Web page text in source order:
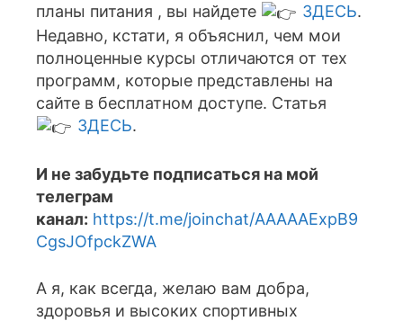
планы питания , вы найдете
ЗДЕСЬ.
Недавно, кстати, я объяснил, чем мои
полноценные курсы отличаются от тех
программ, которые представлены на
сайте в бесплатном доступе. Статья
ЗДЕСЬ.
И не забудьте подписаться на мой
телеграм
канал: https://t.me/joinchat/AAAAAExpB9
CgsJOfpckZWA
А я, как всегда, желаю вам добра,
здоровья и высоких спортивных